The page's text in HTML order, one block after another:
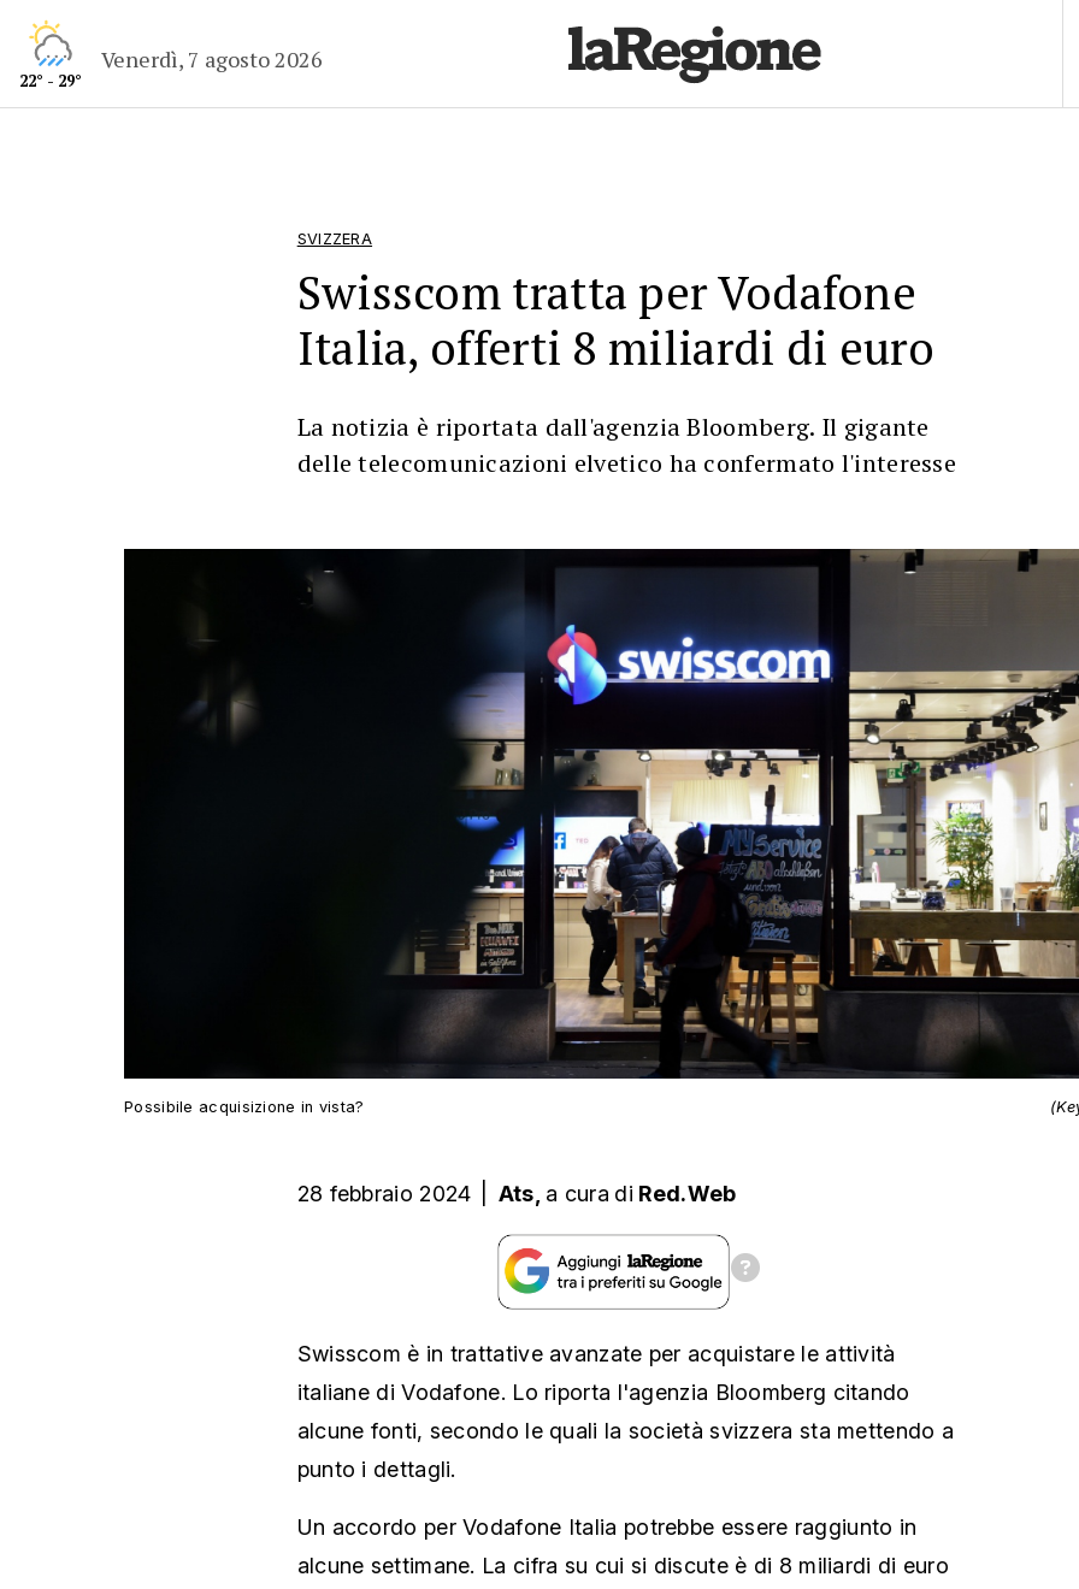
22° - 29°
Venerdì, 7 agosto 2026
SVIZZERA
Swisscom tratta per Vodafone
Italia, offerti 8 miliardi di euro
La notizia è riportata dall'agenzia Bloomberg. Il gigante
delle telecomunicazioni elvetico ha confermato l'interesse
Possibile acquisizione in vista?
28 febbraio 2024 Ats, a cura di Red.Web
Swisscom è in trattative avanzate per acquistare le attività
italiane di Vodafone. Lo riporta l'agenzia Bloomberg citando
alcune fonti, secondo le quali la società svizzera sta mettendo a
punto i dettagli.
Un accordo per Vodafone Italia potrebbe essere raggiunto in
alcune settimane. La cifra su cui si discute è di 8 miliardi di euro